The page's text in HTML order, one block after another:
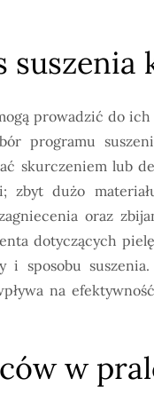
suszenia
prowadzić do
programu
skurczeniem lub
zbyt dużo
oraz
dotyczących
i sposobu
na
w